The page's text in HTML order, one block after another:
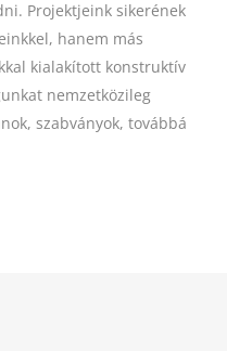
Projektjeink sikerének
hanem más
kialakított konstruktív
nemzetközileg
szabványok, továbbá